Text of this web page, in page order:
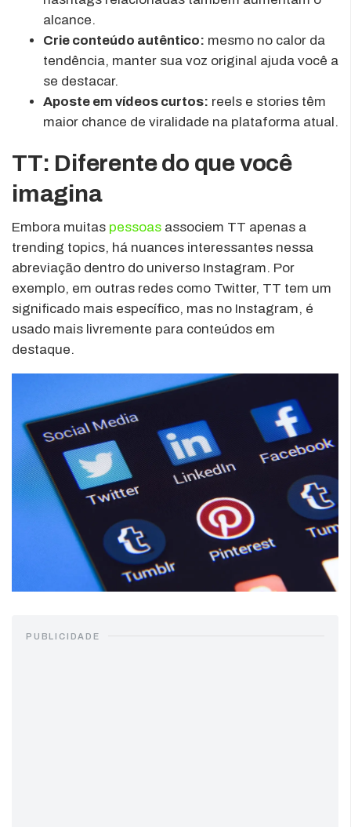
alcance.
Crie conteúdo autêntico: mesmo no calor da
tendência, manter sua voz original ajuda você a
se destacar.
Aposte em vídeos curtos: reels e stories têm
maior chance de viralidade na plataforma atual.
TT: Diferente do que você
imagina
Embora muitas pessoas associem TT apenas a
trending topics, há nuances interessantes nessa
abreviação dentro do universo Instagram. Por
exemplo, em outras redes como Twitter, TT tem um
significado mais específico, mas no Instagram, é
usado mais livremente para conteúdos em
destaque.
PUBLICIDADE